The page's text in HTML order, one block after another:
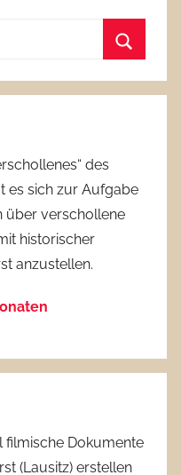
des
es sich zur Aufgabe
über verschollene
historischer
anzustellen.
filmische Dokumente
(Lausitz) erstellen